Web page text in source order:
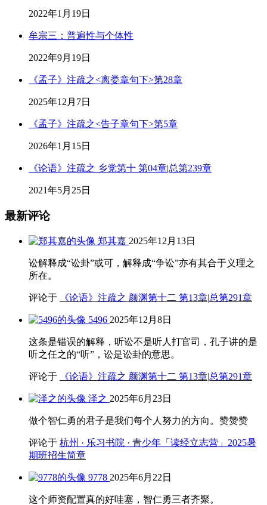
2022年1月19日
牟宗三：普遍性与个体性
2022年9月19日
《孟子》注疏之<离娄章句下>第28章
2025年12月7日
《孟子》注疏之<告子章句下>第5章
2026年1月15日
《论语》注疏之 乡党第十 第04章|总第239章
2021年5月25日
最新评论
郑其嘉 2025年12月13日
讼解释成“讼卦”或可，解释成“争讼”亦有其合于义理之
所在。
评论于 《论语》注疏之 颜渊第十二 第13章|总第291章
5496 2025年12月8日
这条是错误的解释，听讼不是听人打官司，孔子讲的是
听之任之的“听”，讼是讼卦的意思。
评论于 《论语》注疏之 颜渊第十二 第13章|总第291章
泽之 2025年6月23日
做个智仁勇的君子是我们每个人努力的方向。赞赞赞
评论于 杭州 · 乐习书院 · 青少年「读经立志营」2025暑
期班招生简章
9778 2025年6月22日
这个师资配置真的好哇塞，智仁勇三者齐聚。